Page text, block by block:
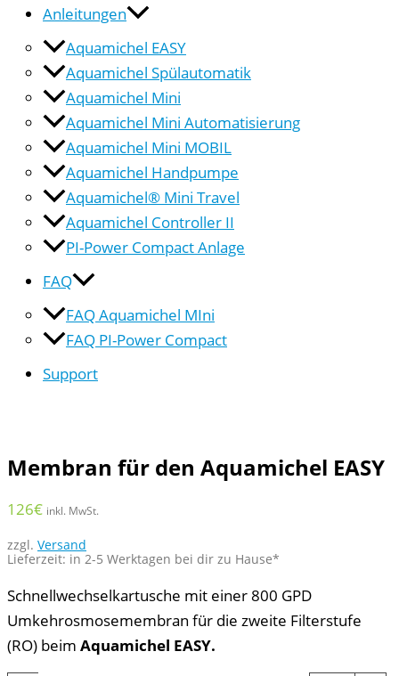
Anleitungen
Aquamichel EASY
Aquamichel Spülautomatik
Aquamichel Mini
Aquamichel Mini Automatisierung
Aquamichel Mini MOBIL
Aquamichel Handpumpe
Aquamichel® Mini Travel
Aquamichel Controller II
PI-Power Compact Anlage
FAQ
FAQ Aquamichel MIni
FAQ PI-Power Compact
Support
Membran für den Aquamichel EASY
126€ inkl. MwSt.
zzgl. Versand
Lieferzeit: in 2-5 Werktagen bei dir zu Hause*
Schnellwechselkartusche mit einer 800 GPD
Umkehrosmosemembran für die zweite Filterstufe
(RO) beim Aquamichel EASY.